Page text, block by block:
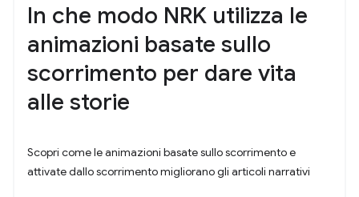
In che modo NRK utilizza le
animazioni basate sullo
scorrimento per dare vita
alle storie
Scopri come le animazioni basate sullo scorrimento e
attivate dallo scorrimento migliorano gli articoli narrativi